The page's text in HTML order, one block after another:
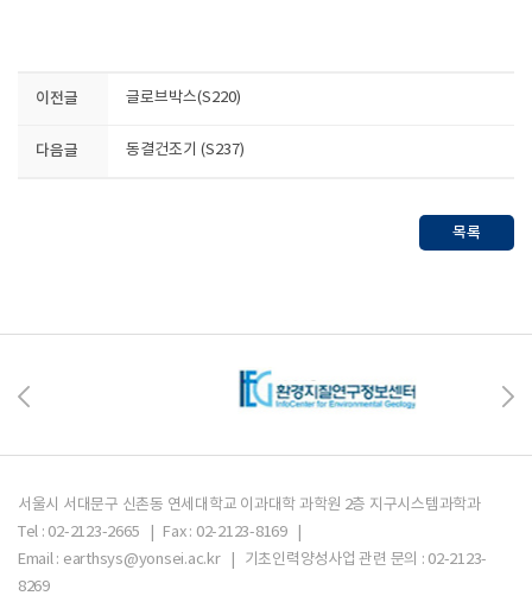
이전글 글로브박스(S220)
다음글 동결건조기 (S237)
목록
서울시 서대문구 신촌동 연세대학교 이과대학 과학원 2층 지구시스템과학과
Tel : 02-2123-2665 | Fax : 02-2123-8169 |
Email : earthsys@yonsei.ac.kr | 기초인력양성사업 관련 문의 : 02-2123-
8269